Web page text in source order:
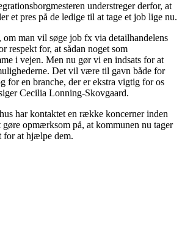
understreger derfor, at
et pres på de ledige til at tage et job lige nu.
man vil søge job fx via detailhandelens
respekt for, at sådan noget som
i vejen. Men nu gør vi en indsats for at
Det vil være til gavn både for
for en branche, der er ekstra vigtig for os
Cecilia Lonning-Skovgaard.
har kontaktet en række koncerner inden
opmærksom på, at kommunen nu tager
for at hjælpe dem.